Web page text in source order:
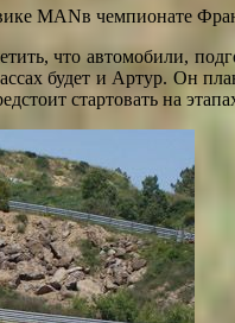
MANв чемпионате
что автомобили,
будет и Артур. Он
стартовать на